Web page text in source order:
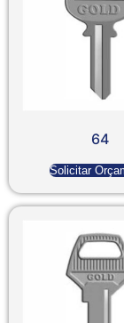
64
Solicitar